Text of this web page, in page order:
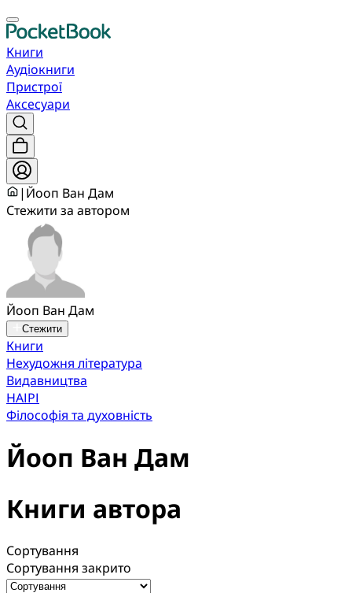
Книги
Аудіокниги
Пристрої
Аксесуари
| Йооп Ван Дам
Стежити за автором
Йооп Ван Дам
Стежити
Книги
Нехудожня література
Видавництва
НАІРІ
Філософія та духовність
Йооп Ван Дам
Книги автора
Сортування
Сортування закрито